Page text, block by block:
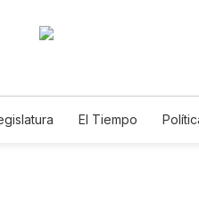
El Tiempo